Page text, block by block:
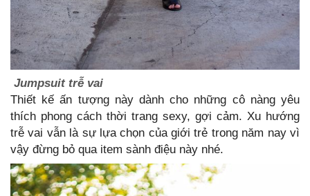
Jumpsuit trễ vai
Thiết kế ấn tượng này dành cho những cô nàng yêu
thích phong cách thời trang sexy, gợi cảm. Xu hướng
trễ vai vẫn là sự lựa chọn của giới trẻ trong năm nay vì
vậy đừng bỏ qua item sành điệu này nhé.